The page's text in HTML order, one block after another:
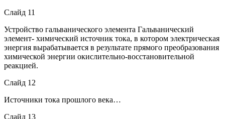
Слайд 11
Устройство гальванического элемента Гальванический
элемент- химический источник тока, в котором электрическая
энергия вырабатывается в результате прямого преобразования
химической энергии окислительно-восстановительной
реакцией.
Слайд 12
Источники тока прошлого века…
Слайд 13